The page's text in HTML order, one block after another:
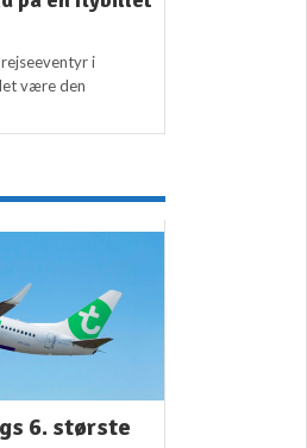
i
være den
6. største